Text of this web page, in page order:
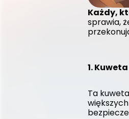
Każdy,
sprawia,
1.
Ta